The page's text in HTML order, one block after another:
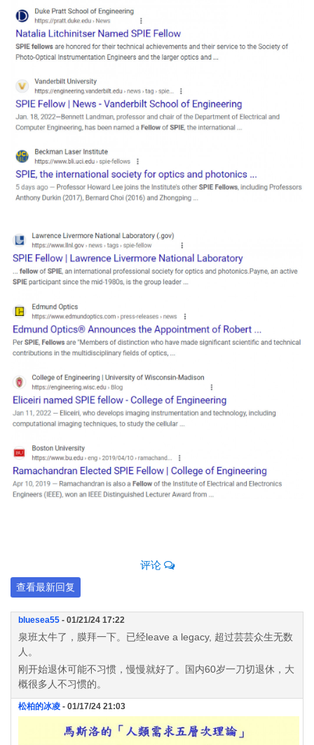
评论
查看最新回复
bluesea55 - 01/21/24 17:22
泉班太牛了，膜拜一下。已经leave a legacy, 超过芸芸众生无数
人。
刚开始退休可能不习惯，慢慢就好了。国内60岁一刀切退休，大
概很多人不习惯的。
松柏的冰凌 - 01/17/24 21:03